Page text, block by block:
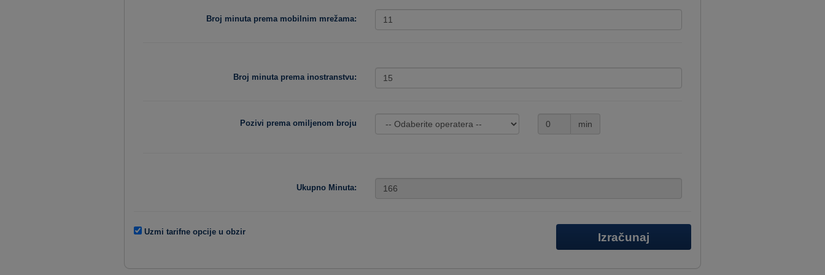
Broj minuta prema mobilnim mrežama:
Broj minuta prema inostranstvu:
Pozivi prema omiljenom broju min
Ukupno Minuta:
Uzmi tarifne opcije u obzir Izračunaj